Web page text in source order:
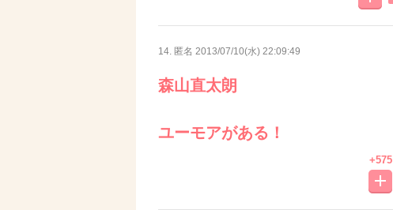
14. 匿名 2013/07/10(水) 22:09:49
森山直太朗
ユーモアがある！
+575